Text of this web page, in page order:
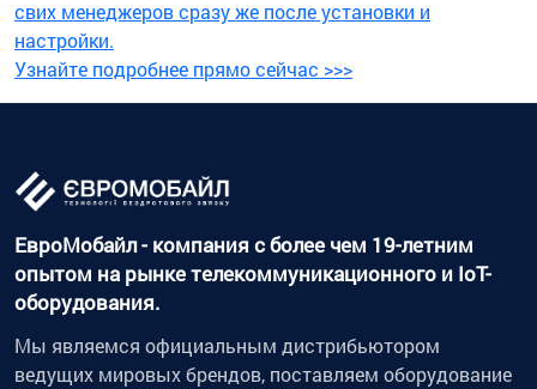
свих менеджеров сразу же после установки и
настройки.
Узнайте подробнее прямо сейчас >>>
ЕвроМобайл - компания с более чем 19-летним
опытом на рынке телекоммуникационного и IoT-
оборудования.
Мы являемся официальным дистрибьютором
ведущих мировых брендов, поставляем оборудование